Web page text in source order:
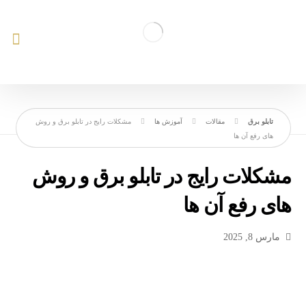
مقالات آموزش ها
مشکلات رایج در تابلو برق و روش‌
های رفع آن‌ ها
مشکلات رایج در تابلو برق و روش‌
های رفع آن‌ ها
مارس 8, 2025